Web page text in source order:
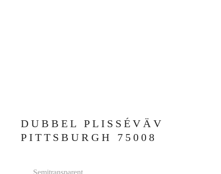
DUBBEL PLISSÉVÄV
PITTSBURGH 75008
Semitransparent